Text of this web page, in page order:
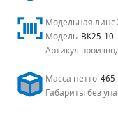
Модельная
Модель ВК25-10
Артикул
Масса нетто 465
Габариты без